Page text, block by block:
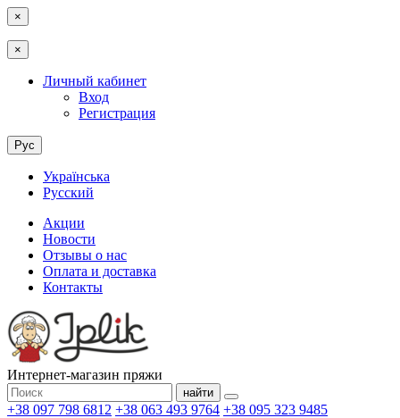
×
×
Личный кабинет
Вход
Регистрация
Рус
Українська
Русский
Акции
Новости
Отзывы о нас
Оплата и доставка
Контакты
Интернет-магазин пряжи
найти
+38 097 798 6812 +38 063 493 9764 +38 095 323 9485